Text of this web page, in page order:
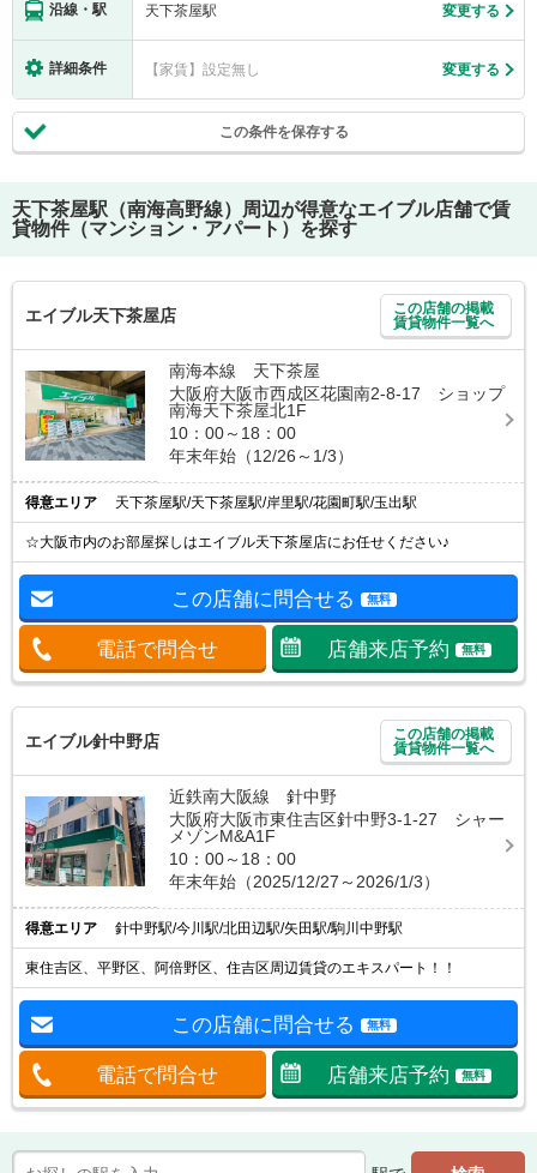
沿線・駅 天下茶屋駅 変更する
詳細条件 【家賃】設定無し 変更する
この条件を保存する
天下茶屋駅（南海高野線）
周辺が得意なエイブル店舗で賃
貸物件（マンション・アパート）を探す
エイブル天下茶屋店
この店舗の掲載
賃貸物件一覧へ
南海本線 天下茶屋
大阪府大阪市西成区花園南2-8-17 ショップ
南海天下茶屋北1F
10：00～18：00
年末年始（12/26～1/3）
得意エリア 天下茶屋駅/天下茶屋駅/岸里駅/花園町駅/玉出駅
☆大阪市内のお部屋探しはエイブル天下茶屋店にお任せください♪
この店舗に問合せる 無料
電話で問合せ 店舗来店予約 無料
エイブル針中野店
この店舗の掲載
賃貸物件一覧へ
近鉄南大阪線 針中野
大阪府大阪市東住吉区針中野3-1-27 シャー
メゾンM&A1F
10：00～18：00
年末年始（2025/12/27～2026/1/3）
得意エリア 針中野駅/今川駅/北田辺駅/矢田駅/駒川中野駅
東住吉区、平野区、阿倍野区、住吉区周辺賃貸のエキスパート！！
この店舗に問合せる 無料
電話で問合せ 店舗来店予約 無料